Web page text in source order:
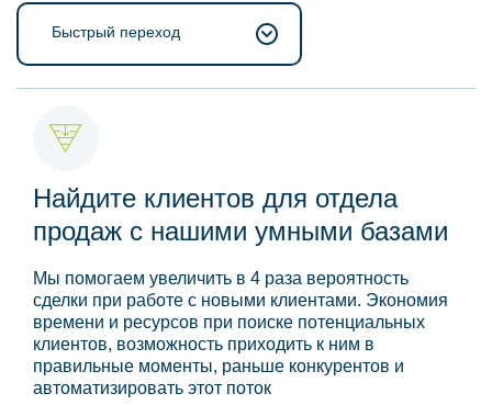
Быстрый переход
Найдите клиентов для отдела
продаж с нашими умными базами
Мы помогаем увеличить в 4 раза вероятность
сделки при работе с новыми клиентами. Экономия
времени и ресурсов при поиске потенциальных
клиентов, возможность приходить к ним в
правильные моменты, раньше конкурентов и
автоматизировать этот поток